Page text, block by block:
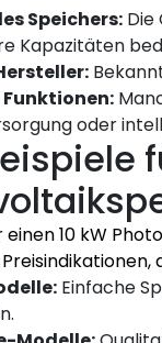
Speichers: Die
Kapazitäten
oder
einen 10 kW
Einfache